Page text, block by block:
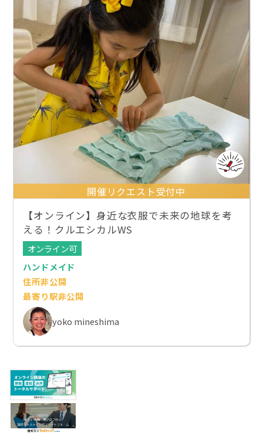
開催リクエスト受付中
【オンライン】身近な衣服で未来の地球を考
える！クルエシカルWS
オンライン可
ハンドメイド
住所非公開
最寄り駅非公開
yoko mineshima